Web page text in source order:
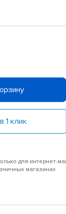
1 клик
для интернет-
магазинах